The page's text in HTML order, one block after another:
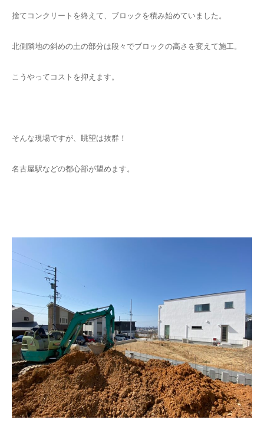
捨てコンクリートを終えて、ブロックを積み始めていました。
北側隣地の斜めの土の部分は段々でブロックの高さを変えて施工。
こうやってコストを抑えます。
そんな現場ですが、眺望は抜群！
名古屋駅などの都心部が望めます。